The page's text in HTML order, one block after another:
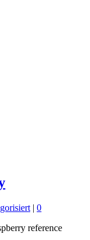
| 0
reference